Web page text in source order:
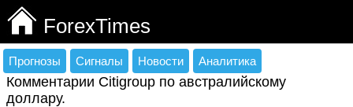
ForexTimes
Прогнозы Сигналы Новости Аналитика
Комментарии Citigroup по австралийскому
доллару.